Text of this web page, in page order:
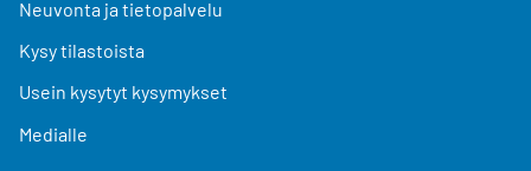
Neuvonta ja tietopalvelu
Kysy tilastoista
Usein kysytyt kysymykset
Medialle